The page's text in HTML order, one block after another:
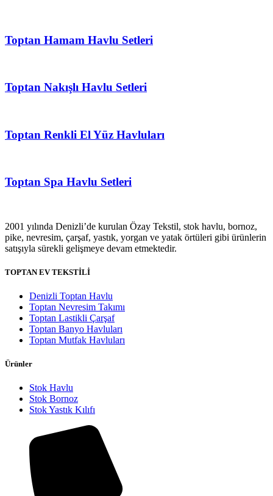
Toptan Hamam Havlu Setleri
Toptan Nakışlı Havlu Setleri
Toptan Renkli El Yüz Havluları
Toptan Spa Havlu Setleri
2001 yılında Denizli’de kurulan Özay Tekstil, stok havlu, bornoz,
pike, nevresim, çarşaf, yastık, yorgan ve yatak örtüleri gibi ürünlerin
satışıyla sürekli gelişmeye devam etmektedir.
TOPTAN EV TEKSTİLİ
Denizli Toptan Havlu
Toptan Nevresim Takımı
Toptan Lastikli Çarşaf
Toptan Banyo Havluları
Toptan Mutfak Havluları
Ürünler
Stok Havlu
Stok Bornoz
Stok Yastık Kılıfı